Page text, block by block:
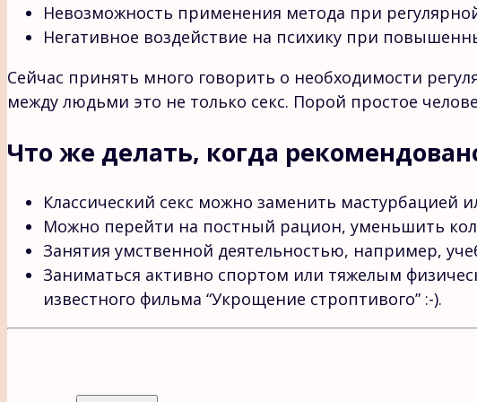
Невозможность применения метода при
Негативное воздействие на психику при
Сейчас принять много говорить о необходимости
между людьми это не только секс. Порой простое
Что же делать, когда
Классический секс можно заменить мастурбацией
Можно перейти на постный рацион, уменьшить
Занятия умственной деятельностью, например,
Заниматься активно спортом или тяжелым
известного фильма “Укрощение строптивого” :-).